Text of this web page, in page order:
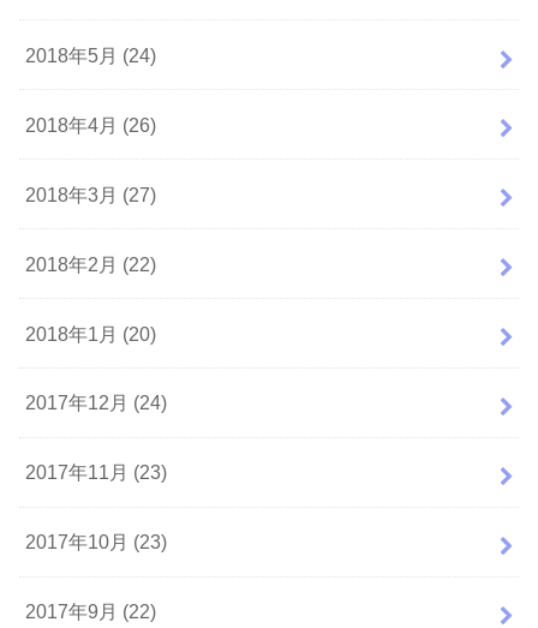
2018年5月 (24)
2018年4月 (26)
2018年3月 (27)
2018年2月 (22)
2018年1月 (20)
2017年12月 (24)
2017年11月 (23)
2017年10月 (23)
2017年9月 (22)